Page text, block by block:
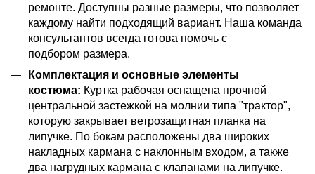
ремонте. Доступны разные размеры, что позволяет
каждому найти подходящий вариант. Наша команда
консультантов всегда готова помочь с
подбором размера.
Комплектация и основные элементы
костюма: Куртка рабочая оснащена прочной
центральной застежкой на молнии типа "трактор",
которую закрывает ветрозащитная планка на
липучке. По бокам расположены два широких
накладных кармана с наклонным входом, а также
два нагрудных кармана с клапанами на липучке.